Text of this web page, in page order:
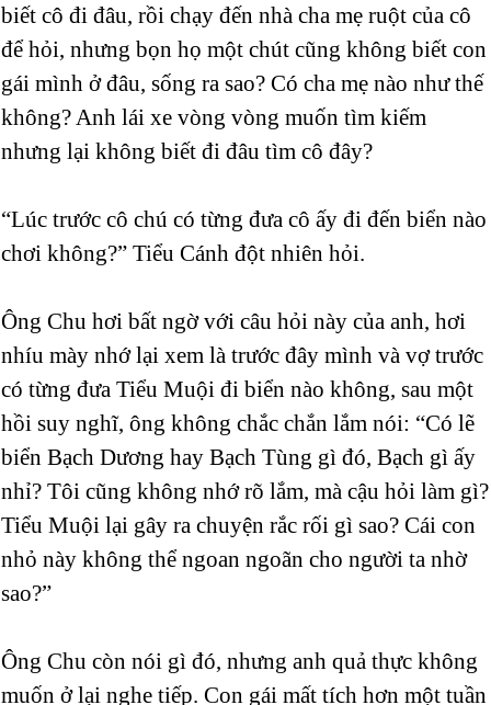
biết cô đi đâu, rồi chạy đến nhà cha mẹ ruột của cô
để hỏi, nhưng bọn họ một chút cũng không biết con
gái mình ở đâu, sống ra sao? Có cha mẹ nào như thế
không? Anh lái xe vòng vòng muốn tìm kiếm
nhưng lại không biết đi đâu tìm cô đây?
“Lúc trước cô chú có từng đưa cô ấy đi đến biển nào
chơi không?” Tiểu Cánh đột nhiên hỏi.
Ông Chu hơi bất ngờ với câu hỏi này của anh, hơi
nhíu mày nhớ lại xem là trước đây mình và vợ trước
có từng đưa Tiểu Muội đi biển nào không, sau một
hồi suy nghĩ, ông không chắc chắn lắm nói: “Có lẽ
biển Bạch Dương hay Bạch Tùng gì đó, Bạch gì ấy
nhỉ? Tôi cũng không nhớ rõ lắm, mà cậu hỏi làm gì?
Tiểu Muội lại gây ra chuyện rắc rối gì sao? Cái con
nhỏ này không thể ngoan ngoãn cho người ta nhờ
sao?”
Ông Chu còn nói gì đó, nhưng anh quả thực không
muốn ở lại nghe tiếp. Con gái mất tích hơn một tuần